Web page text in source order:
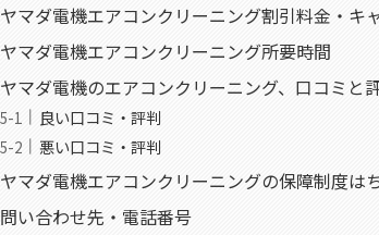
ヤマダ電機エアコンクリーニング割引料金・キ
ヤマダ電機エアコンクリーニング所要時間
ヤマダ電機のエアコンクリーニング、口コミと
良い口コミ・評判
悪い口コミ・評判
ヤマダ電機エアコンクリーニングの保障制度は
問い合わせ先・電話番号